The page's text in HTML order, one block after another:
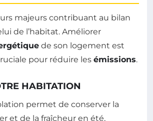
majeurs contribuant au bilan
de l’habitat. Améliorer
de son logement est
pour réduire les émissions.
HABITATION
permet de conserver la
et de la fraîcheur en été,